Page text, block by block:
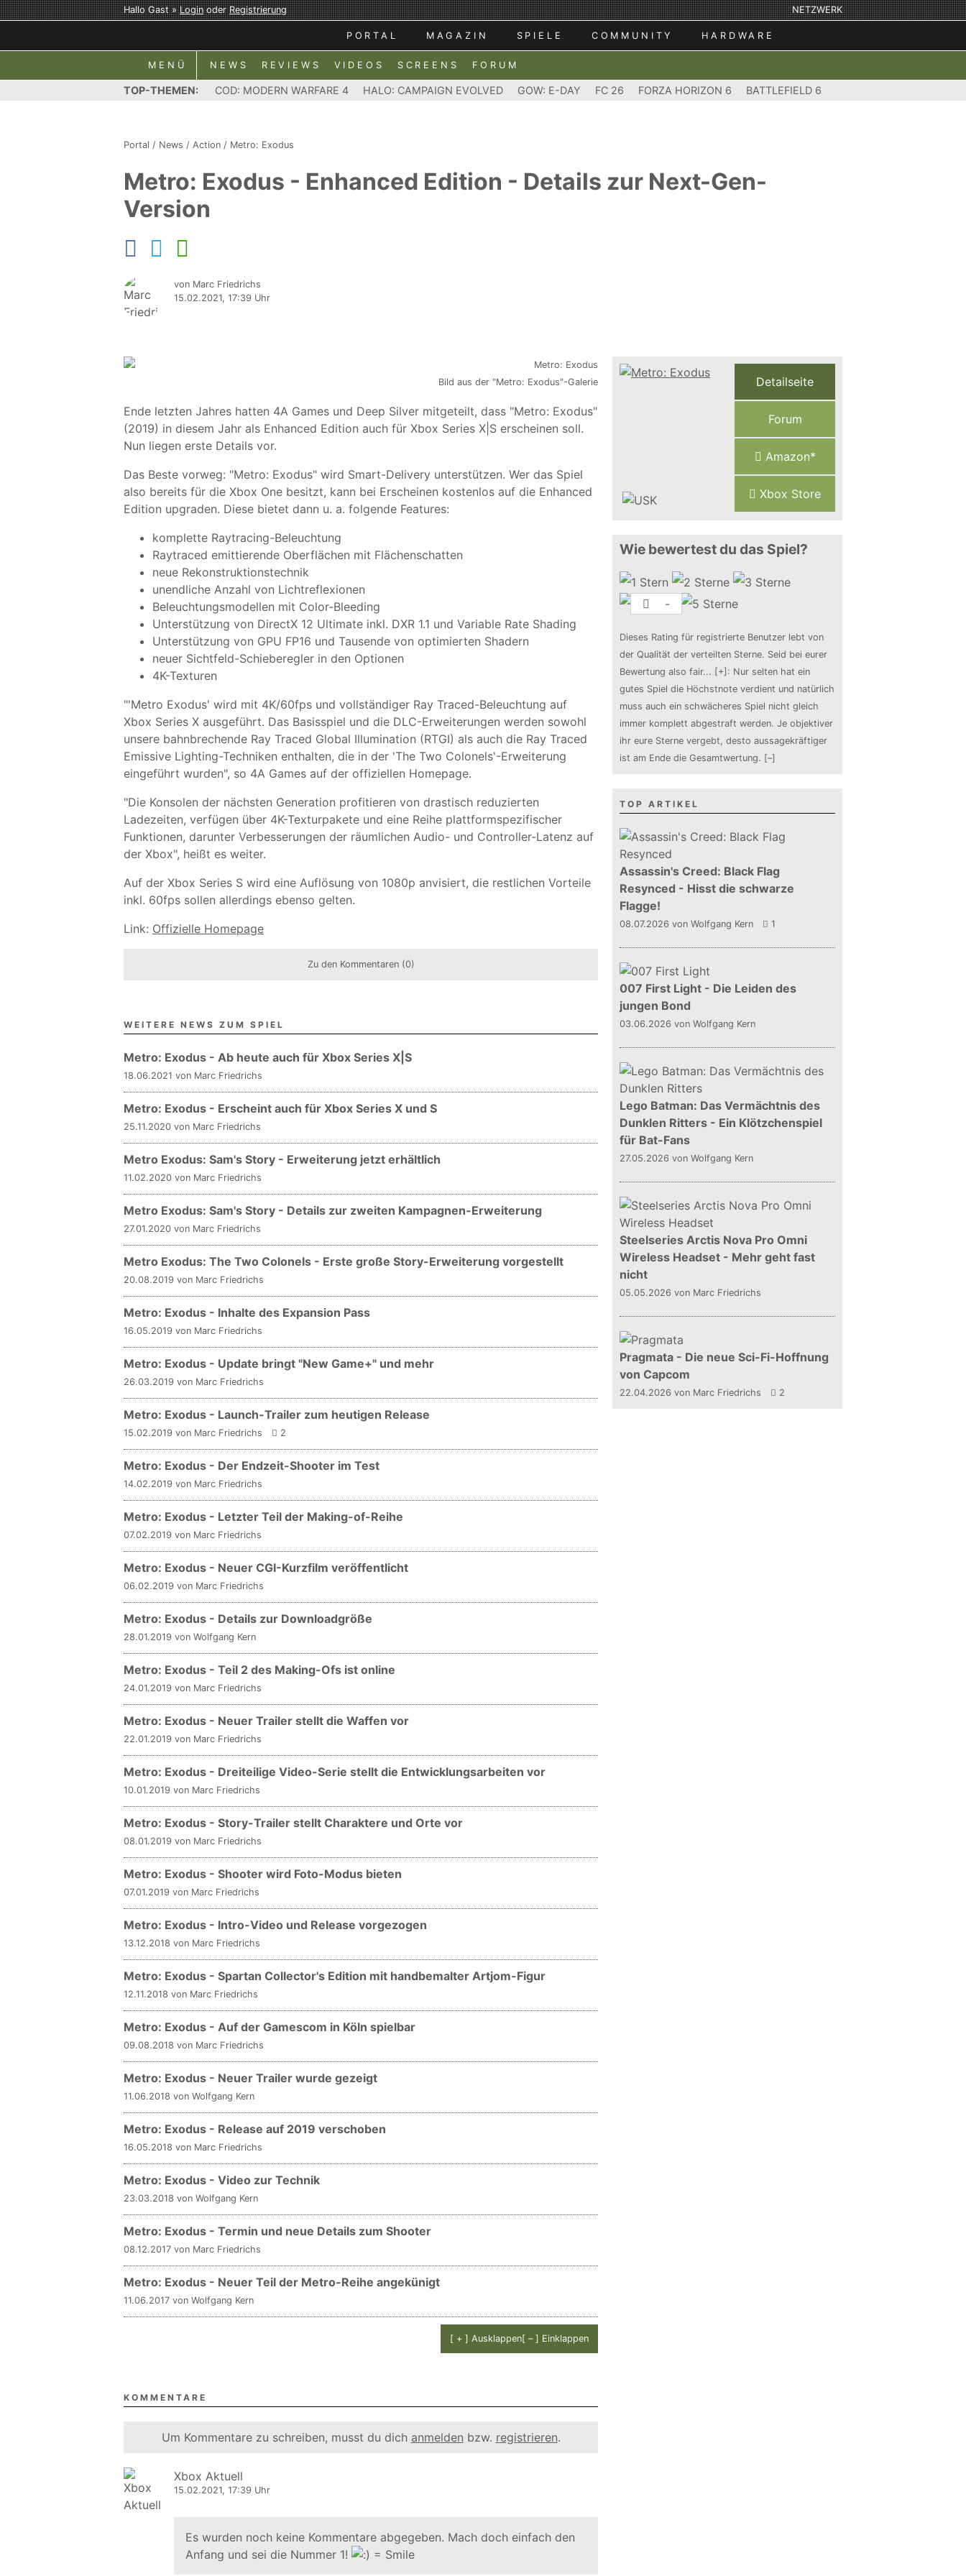
Hallo Gast »LoginoderRegistrierung NETZWERK
PORTAL MAGAZIN SPIELE COMMUNITY HARDWARE
MENÜ NEWS REVIEWS VIDEOS SCREENS FORUM
TOP-THEMEN: COD: MODERN WARFARE 4 HALO: CAMPAIGN EVOLVED GOW: E-DAY FC 26 FORZA HORIZON 6 BATTLEFIELD 6
Portal / News / Action / Metro: Exodus
Metro: Exodus - Enhanced Edition - Details zur Next-Gen-
Version
von Marc Friedrichs
15.02.2021, 17:39 Uhr
Bild aus der "Metro: Exodus"-Galerie
Ende letzten Jahres hatten 4A Games und Deep Silver mitgeteilt, dass "Metro: Exodus"
(2019) in diesem Jahr als Enhanced Edition auch für Xbox Series X|S erscheinen soll.
Nun liegen erste Details vor.
Das Beste vorweg: "Metro: Exodus" wird Smart-Delivery unterstützen. Wer das Spiel
also bereits für die Xbox One besitzt, kann bei Erscheinen kostenlos auf die Enhanced
Edition upgraden. Diese bietet dann u. a. folgende Features:
komplette Raytracing-Beleuchtung
Raytraced emittierende Oberflächen mit Flächenschatten
neue Rekonstruktionstechnik
unendliche Anzahl von Lichtreflexionen
Beleuchtungsmodellen mit Color-Bleeding
Unterstützung von DirectX 12 Ultimate inkl. DXR 1.1 und Variable Rate Shading
Unterstützung von GPU FP16 und Tausende von optimierten Shadern
neuer Sichtfeld-Schieberegler in den Optionen
4K-Texturen
"'Metro Exodus' wird mit 4K/60fps und vollständiger Ray Traced-Beleuchtung auf
Xbox Series X ausgeführt. Das Basisspiel und die DLC-Erweiterungen werden sowohl
unsere bahnbrechende Ray Traced Global Illumination (RTGI) als auch die Ray Traced
Emissive Lighting-Techniken enthalten, die in der 'The Two Colonels'-Erweiterung
eingeführt wurden", so 4A Games auf der offiziellen Homepage.
"Die Konsolen der nächsten Generation profitieren von drastisch reduzierten
Ladezeiten, verfügen über 4K-Texturpakete und eine Reihe plattformspezifischer
Funktionen, darunter Verbesserungen der räumlichen Audio- und Controller-Latenz auf
der Xbox", heißt es weiter.
Auf der Xbox Series S wird eine Auflösung von 1080p anvisiert, die restlichen Vorteile
inkl. 60fps sollen allerdings ebenso gelten.
Link: Offizielle Homepage
Zu den Kommentaren (0)
WEITERE NEWS ZUM SPIEL
Metro: Exodus - Ab heute auch für Xbox Series X|S
18.06.2021 von Marc Friedrichs
Metro: Exodus - Erscheint auch für Xbox Series X und S
25.11.2020 von Marc Friedrichs
Metro Exodus: Sam's Story - Erweiterung jetzt erhältlich
11.02.2020 von Marc Friedrichs
Metro Exodus: Sam's Story - Details zur zweiten Kampagnen-Erweiterung
27.01.2020 von Marc Friedrichs
Metro Exodus: The Two Colonels - Erste große Story-Erweiterung vorgestellt
20.08.2019 von Marc Friedrichs
Metro: Exodus - Inhalte des Expansion Pass
16.05.2019 von Marc Friedrichs
Metro: Exodus - Update bringt "New Game+" und mehr
26.03.2019 von Marc Friedrichs
Metro: Exodus - Launch-Trailer zum heutigen Release
15.02.2019 von Marc Friedrichs 2
Metro: Exodus - Der Endzeit-Shooter im Test
14.02.2019 von Marc Friedrichs
Metro: Exodus - Letzter Teil der Making-of-Reihe
07.02.2019 von Marc Friedrichs
Metro: Exodus - Neuer CGI-Kurzfilm veröffentlicht
06.02.2019 von Marc Friedrichs
Metro: Exodus - Details zur Downloadgröße
28.01.2019 von Wolfgang Kern
Metro: Exodus - Teil 2 des Making-Ofs ist online
24.01.2019 von Marc Friedrichs
Metro: Exodus - Neuer Trailer stellt die Waffen vor
22.01.2019 von Marc Friedrichs
Metro: Exodus - Dreiteilige Video-Serie stellt die Entwicklungsarbeiten vor
10.01.2019 von Marc Friedrichs
Metro: Exodus - Story-Trailer stellt Charaktere und Orte vor
08.01.2019 von Marc Friedrichs
Metro: Exodus - Shooter wird Foto-Modus bieten
07.01.2019 von Marc Friedrichs
Metro: Exodus - Intro-Video und Release vorgezogen
13.12.2018 von Marc Friedrichs
Metro: Exodus - Spartan Collector's Edition mit handbemalter Artjom-Figur
12.11.2018 von Marc Friedrichs
Metro: Exodus - Auf der Gamescom in Köln spielbar
09.08.2018 von Marc Friedrichs
Metro: Exodus - Neuer Trailer wurde gezeigt
11.06.2018 von Wolfgang Kern
Metro: Exodus - Release auf 2019 verschoben
16.05.2018 von Marc Friedrichs
Metro: Exodus - Video zur Technik
23.03.2018 von Wolfgang Kern
Metro: Exodus - Termin und neue Details zum Shooter
08.12.2017 von Marc Friedrichs
Metro: Exodus - Neuer Teil der Metro-Reihe angekünigt
11.06.2017 von Wolfgang Kern
[ + ] Ausklappen[ – ] Einklappen
KOMMENTARE
Um Kommentare zu schreiben, musst du dich anmelden bzw. registrieren.
Xbox Aktuell
15.02.2021, 17:39 Uhr
Es wurden noch keine Kommentare abgegeben. Mach doch einfach den
Anfang und sei die Nummer 1!
Detailseite
Forum
Amazon*
Xbox Store
Wie bewertest du das Spiel?
-
Dieses Rating für registrierte Benutzer lebt von
der Qualität der verteilten Sterne. Seid bei eurer
Bewertung also fair... [+] : Nur selten hat ein
gutes Spiel die Höchstnote verdient und natürlich
muss auch ein schwächeres Spiel nicht gleich
immer komplett abgestraft werden. Je objektiver
ihr eure Sterne vergebt, desto aussagekräftiger
ist am Ende die Gesamtwertung. [–]
TOP ARTIKEL
Assassin's Creed: Black Flag
Resynced - Hisst die schwarze
Flagge!
08.07.2026 von Wolfgang Kern 1
007 First Light - Die Leiden des
jungen Bond
03.06.2026 von Wolfgang Kern
Lego Batman: Das Vermächtnis des
Dunklen Ritters - Ein Klötzchenspiel
für Bat-Fans
27.05.2026 von Wolfgang Kern
Steelseries Arctis Nova Pro Omni
Wireless Headset - Mehr geht fast
nicht
05.05.2026 von Marc Friedrichs
Pragmata - Die neue Sci-Fi-Hoffnung
von Capcom
22.04.2026 von Marc Friedrichs 2